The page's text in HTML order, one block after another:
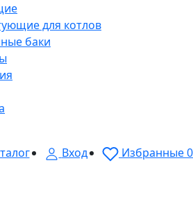
для котлов
баки
Вход Избранные0